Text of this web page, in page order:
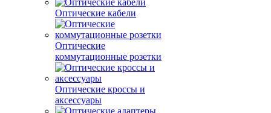
Оптические кабели
Оптические
коммутационные розетки
Оптические кроссы и
аксессуары